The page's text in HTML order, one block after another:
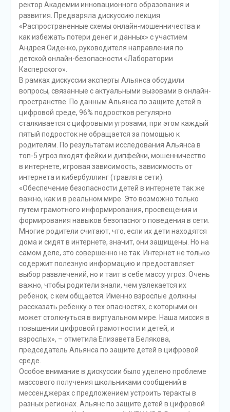
ректор Академии инновационного образования и
развития. Предваряла дискуссию лекция
«Распространенные схемы онлайн-мошенничества и
как избежать потери денег и данных» с участием
Андрея Сиденко, руководителя направления по
детской онлайн-безопасности «Лаборатории
Касперского».
В рамках дискуссии эксперты Альянса обсудили
вопросы, связанные с актуальными вызовами в онлайн-
пространстве. По данным Альянса по защите детей в
цифровой среде, 96% подростков регулярно
сталкивается с цифровыми угрозами, при этом каждый
пятый подросток не обращается за помощью к
родителям. По результатам исследования Альянса в
топ-5 угроз входят фейки и дипфейки, мошенничество
в интернете, игровая зависимость, зависимость от
интернета и кибербуллинг (травля в сети).
«Обеспечение безопасности детей в интернете так же
важно, как и в реальном мире. Это возможно только
путем грамотного информирования, просвещения и
формирования навыков безопасного поведения в сети.
Многие родители считают, что, если их дети находятся
дома и сидят в интернете, значит, они защищены. Но на
самом деле, это совершенно не так. Интернет не только
содержит полезную информацию и предоставляет
выбор развлечений, но и таит в себе массу угроз. Очень
важно, чтобы родители знали, чем увлекается их
ребенок, с кем общается. Именно взрослые должны
рассказать ребенку о тех опасностях, с которыми он
может столкнуться в виртуальном мире. Наша миссия в
повышении цифровой грамотности и детей, и
взрослых», – отметила Елизавета Белякова,
председатель Альянса по защите детей в цифровой
среде.
Особое внимание в дискуссии было уделено проблеме
массового получения школьниками сообщений в
мессенджерах с предложением устроить теракты в
разных регионах. Альянс по защите детей в цифровой